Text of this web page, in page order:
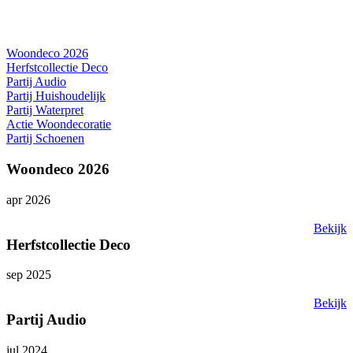
Woondeco 2026
Herfstcollectie Deco
Partij Audio
Partij Huishoudelijk
Partij Waterpret
Actie Woondecoratie
Partij Schoenen
Woondeco 2026
apr 2026
Bekijk
Herfstcollectie Deco
sep 2025
Bekijk
Partij Audio
jul 2024